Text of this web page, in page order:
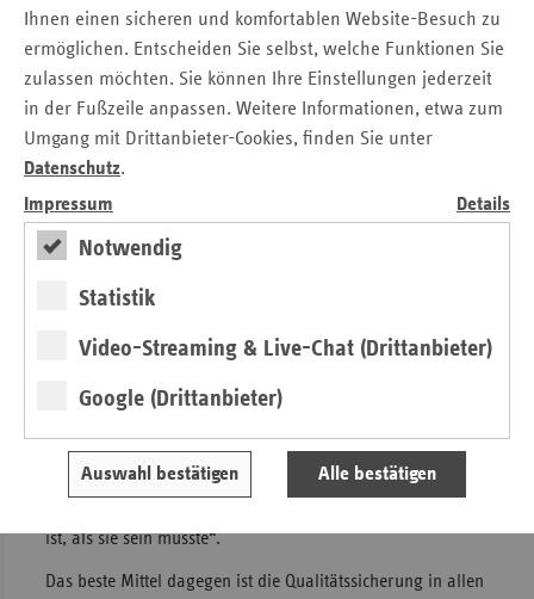
Ihnen einen sicheren und komfortablen Website-Besuch zu
ermöglichen. Entscheiden Sie selbst, welche Funktionen Sie
zulassen möchten. Sie können Ihre Einstellungen jederzeit
in der Fußzeile anpassen. Weitere Informationen, etwa zum
Umgang mit Drittanbieter-Cookies, finden Sie unter
Datenschutz.
Impressum
Details
Notwendig
Statistik
Video-Streaming & Live-Chat (Drittanbieter)
Google (Drittanbieter)
Auswahl bestätigen Alle bestätigen
Der Leistungskatalog der Gesetzlichen Krankenversicherung
Gesundheitswesens der letzten Jahrzehnte zeigt, dass der
medizinisch-technische Fortschritt nicht immer den
Zusatznutzen bringt, den die Hersteller von Medikamenten
und Medizinprodukten versprechen. Stattdessen werden
häufig nur höhere Kosten produziert. Innovationen ohne
Zusatznutzen schaden jedoch den Versicherten und
strapazieren die GKV-Finanzen.
„Das deutsche Gesundheitswesen verfügt nach wie vor über
beachtliche Wirtschaftlichkeits- und Effizienzreserven“,
betonte Ralf Langejürgen. „Mangelhafte
Versorgungsdefizite und nicht ausgeschöpfte Potentiale der
Prävention – das sind nur einige der Baustellen, die dazu
ist, als sie sein müsste“.
Das beste Mittel dagegen ist die Qualitätssicherung in allen